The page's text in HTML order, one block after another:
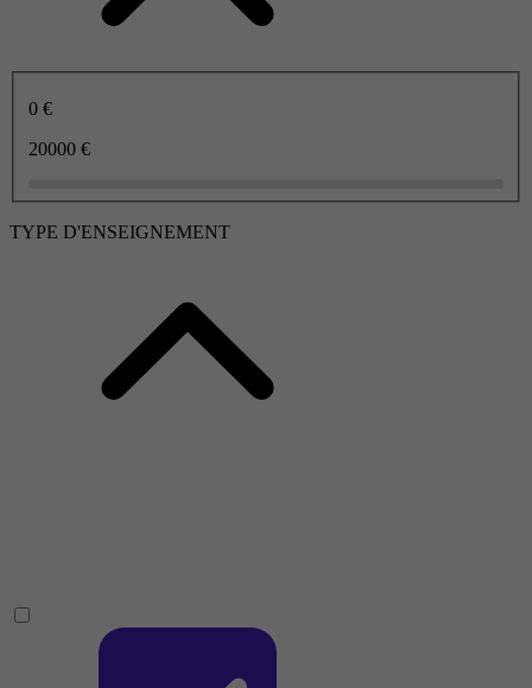
0 €
20000 €
TYPE D'ENSEIGNEMENT